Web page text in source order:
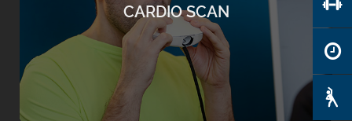
CARDIO SCAN
Mittels einer Ruhe EKG Messung wird die
aktuelle Stressbelastung des Herzens
berechnet und graphisch dargestellt.
mehr erfahren